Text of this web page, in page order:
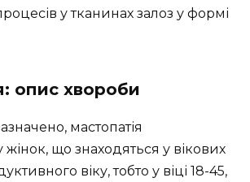
у тканинах залоз у формі
опис хвороби
мастопатія
жінок, що знаходяться у вікових
віку, тобто у віці 18-45,